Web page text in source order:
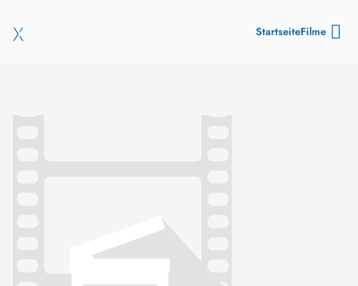
StartseiteFilme